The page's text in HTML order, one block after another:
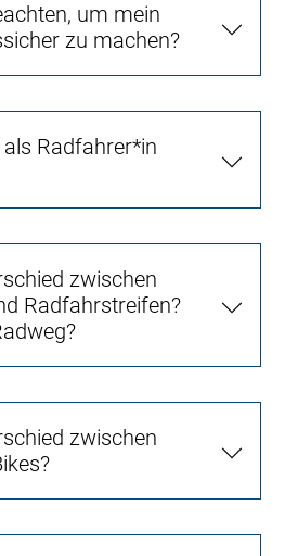
um mein
zu machen?
Radfahrer*in
zwischen
Radfahrstreifen?
zwischen